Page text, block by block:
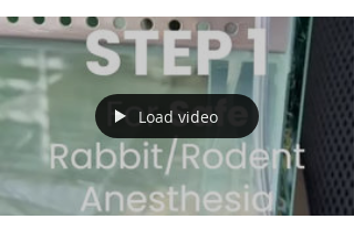
Load video